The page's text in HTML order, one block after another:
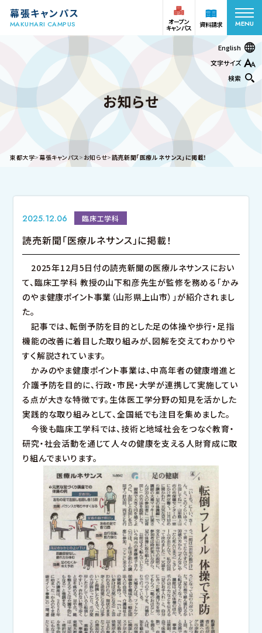
幕張キャンパス
MAKUHARI CAMPUS
English
文字サイズ
検索
オープン
キャンパス 資料請求
受験生の方
アクセス お問い合わせ
在学生
保護者の方
幕張ヒューマンケア学部 看護学科
幕張ヒューマンケア学部 臨床工学科
幕張ヒューマンケア学部 健康科学科
キャンパスライフ
キャンパスライフ
キャンパスマップ
東都大学で学ぶ先輩たち
クラブ・サークル・学生団体
学生生活サポート
キャンパスギャラリー
就職
卒業生メッセージ
国家試験合格率
就職実績
国家試験対策
キャリアセンターのご案内
地域貢献・研究活動
図書館
訪問者別
在学生・保護者の方
卒業生の方
地域一般・企業の方
大学案内
大学案内
基本情報
情報公開
大学ガイド
東都大学の取り組み
キャンパスマップ・アクセス
サイトマップ
音声ブラウザへの対応関連リンク教職員
MENU
東都大学 幕張キャンパス お知らせ 読売新聞「医療ルネサンス」に掲載！
お知らせ
2025.12.06 臨床工学科
読売新聞「医療ルネサンス」に掲載！
2025年12月5日付の読売新聞の医療ルネサンスにおい
て、臨床工学科 教授の山下和彦先生が監修を務める「かみ
のやま健康ポイント事業（山形県上山市）」が紹介されまし
た。
記事では、転倒予防を目的とした足の体操や歩行・足指
機能の改善に着目した取り組みが、図解を交えてわかりや
すく解説されています。
かみのやま健康ポイント事業は、中高年者の健康増進と
介護予防を目的に、行政・市民・大学が連携して実施してい
る点が大きな特徴です。生体医工学分野の知見を活かした
実践的な取り組みとして、全国紙でも注目を集めました。
今後も臨床工学科では、技術と地域社会をつなぐ教育・
研究・社会活動を通じて人々の健康を支える人財育成に取
り組んでまいります。